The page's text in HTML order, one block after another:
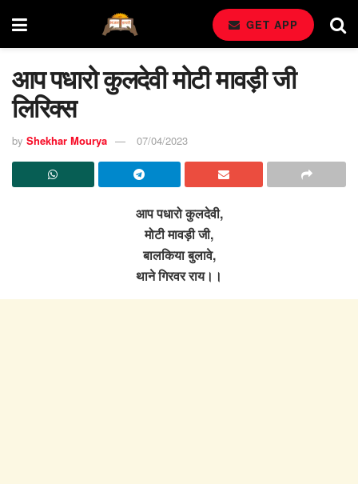
GET APP
आप पधारो कुलदेवी मोटी मावड़ी जी
लिरिक्स
by Shekhar Mourya 07/04/2023
आप पधारो कुलदेवी,
मोटी मावड़ी जी,
बालकिया बुलावे,
थाने गिरवर राय।।